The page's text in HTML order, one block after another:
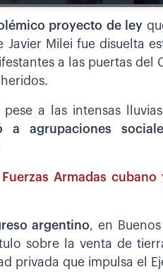
proyecto de ley
Milei fue disuelta
a las puertas del
a las intensas
a agrupaciones
Armadas
argentino, en
sobre la venta de
privada que impulsa el